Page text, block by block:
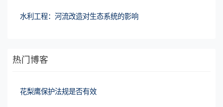
水利工程：河流改造对生态系统的影响
热门博客
花梨鹰保护法规是否有效